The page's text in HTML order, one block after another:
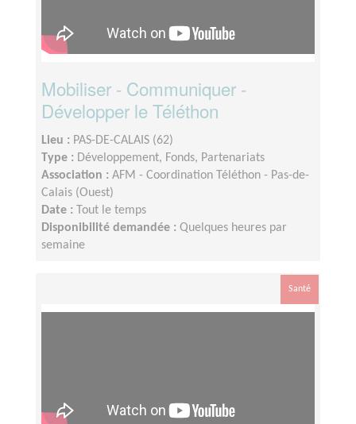
Mobiliser - Communiquer -
Développer le Téléthon
Lieu : PAS-DE-CALAIS (62)
Type : Développement, Fonds, Partenariats
Association : AFM - Coordination Téléthon - Pas-de-
Calais (Ouest)
Date :
Tout le temps
Disponibilité demandée : Quelques heures par
semaine
Santé